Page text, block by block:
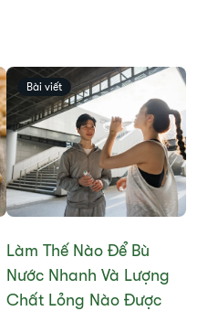
Bài viết
Làm Thế Nào Để Bù
Nước Nhanh Và Lượng
Chất Lỏng Nào Được